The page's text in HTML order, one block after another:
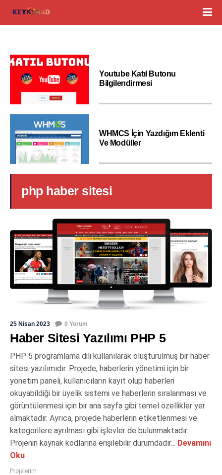
Youtube Katıl Butonu
Bilgilendirmesi
WHMCS İçin Yazdığım Eklenti
Ve Modüller
php haber sitesi
25 Nisan 2023 0 Yorum
Haber Sitesi Yazılımı PHP 5
PHP 5 programlama dili kullanılarak oluşturulmuş bir haber
sitesi yazılımıdır. Projede, haberlerin yönetimi için bir
yönetim paneli, kullanıcıların kayıt olup haberleri
okuyabildiği bir üyelik sistemi ve haberlerin sıralanması ve
görüntülenmesi için bir ana sayfa gibi temel özellikler yer
almaktadır. Ayrıca, projede haberlerin etiketlenmesi ve
kategorilere ayrılması gibi işlevler de bulunmaktadır.
Projenin kaynak kodlarına erişilebilir durumdadır... Devamını
Oku
Projelerim